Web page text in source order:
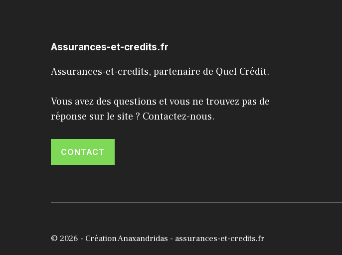
Assurances-et-credits.fr
Assurances-et-credits, partenaire de Quel Crédit.
Vous avez des questions et vous ne trouvez pas de
réponse sur le site ? Contactez-nous.
CONTACT
© 2026 - Création Anaxandridas - assurances-et-credits.fr